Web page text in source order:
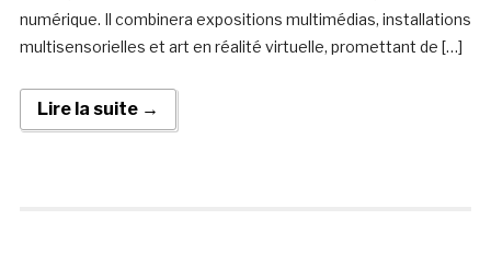
numérique. Il combinera expositions multimédias, installations
multisensorielles et art en réalité virtuelle, promettant de […]
Lire la suite →